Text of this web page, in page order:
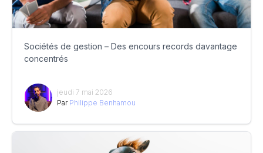
Sociétés de gestion – Des encours records davantage
concentrés
jeudi 7 mai 2026
Par Philippe Benhamou